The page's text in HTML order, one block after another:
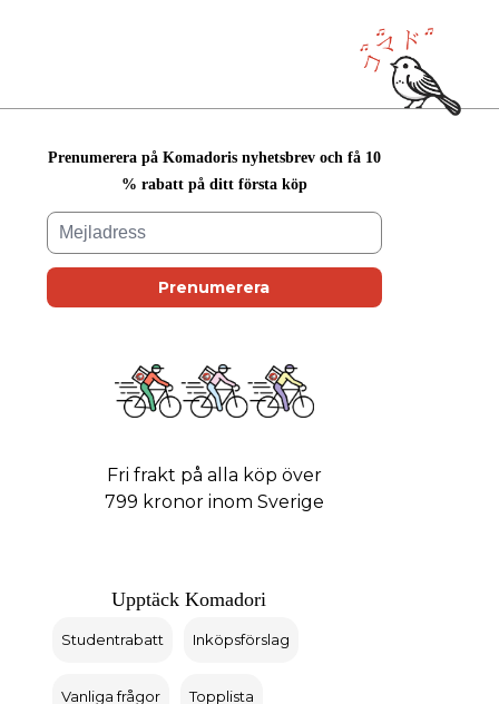
Prenumerera på Komadoris nyhetsbrev och få 10
% rabatt på ditt första köp
Fri frakt på alla köp över
799 kronor inom Sverige
Upptäck Komadori
Studentrabatt Inköpsförslag
Vanliga frågor Topplista